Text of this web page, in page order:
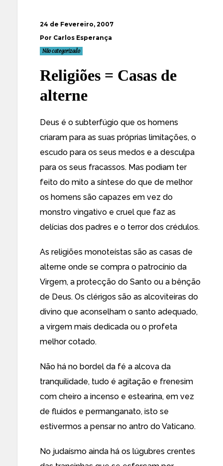
24 de Fevereiro, 2007
Por Carlos Esperança
Não categorizado
Religiões = Casas de
alterne
Deus é o subterfúgio que os homens
criaram para as suas próprias limitações, o
escudo para os seus medos e a desculpa
para os seus fracassos. Mas podiam ter
feito do mito a síntese do que de melhor
os homens são capazes em vez do
monstro vingativo e cruel que faz as
delícias dos padres e o terror dos crédulos.
As religiões monoteístas são as casas de
alterne onde se compra o patrocínio da
Virgem, a protecção do Santo ou a bênção
de Deus. Os clérigos são as alcoviteiras do
divino que aconselham o santo adequado,
a virgem mais dedicada ou o profeta
melhor cotado.
Não há no bordel da fé a alcova da
tranquilidade, tudo é agitação e frenesim
com cheiro a incenso e estearina, em vez
de fluidos e permanganato, isto se
estivermos a pensar no antro do Vaticano.
No judaísmo ainda há os lúgubres crentes